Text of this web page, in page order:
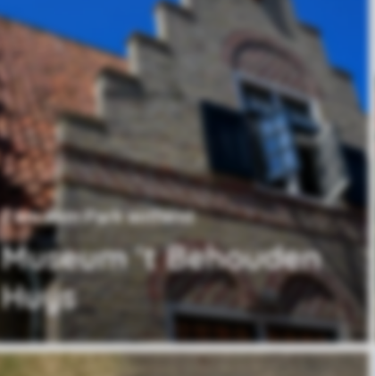
Museum 't Behouden
Huys
2 km vom Park entfernt